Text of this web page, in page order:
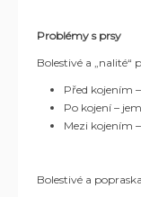
Problémy s prsy
Bolestivé a „nalité“
Před kojením
Po kojení –
Mezi kojením
Bolestivé a